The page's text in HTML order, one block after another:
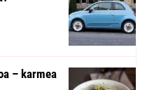
– karmea